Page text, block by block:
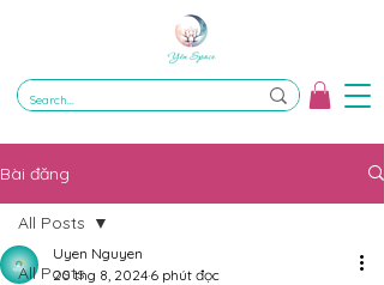
Bài đăng
All Posts
All Posts
Uyen Nguyen
20 thg 8, 2024 6 phút đọc